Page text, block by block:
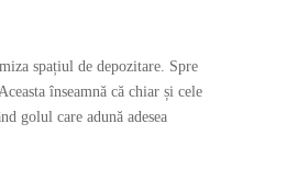
spațiul de depozitare. Spre
înseamnă că chiar și cele
golul care adună adesea